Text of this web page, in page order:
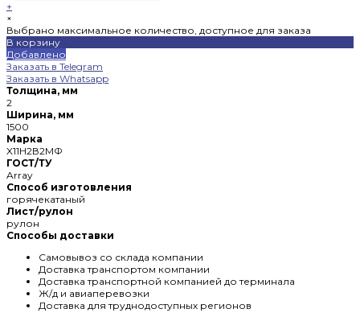
+
×
Выбрано максимальное количество, доступное для заказа
В корзину
Добавлено
Заказать в Telegram
Заказать в Whatsapp
Толщина, мм
2
Ширина, мм
1500
Марка
X11Н2В2МФ
ГОСТ/ТУ
Array
Способ изготовления
горячекатаный
Лист/рулон
рулон
Способы доставки
Самовывоз со склада компании
Доставка транспортом компании
Доставка транспортной компанией до терминала
Ж/д и авиаперевозки
Доставка для труднодоступных регионов